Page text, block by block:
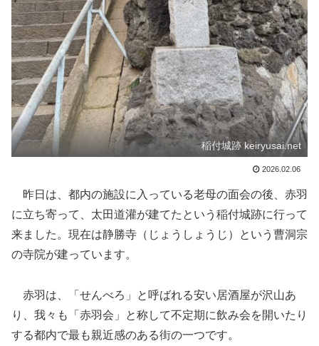
稲付城跡 keiryusai.net
2026.02.06
昨日は、都内の施設に入っている老母の面会の後、赤羽
に立ち寄って、太田道灌が建てたという稲付城跡に行って
来ました。現在は静勝寺（じょうしょうじ）という曹洞宗
の寺院が建っています。
赤羽は、「せんべろ」と呼ばれる安い居酒屋が沢山あ
り、我々も「赤羽会」と称して不定期に飲み会を開いたり
する都内で最も親近感のある街の一つです。